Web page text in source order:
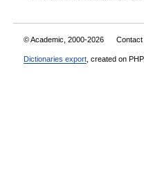
© Academic, 2000-2026 Contact
Dictionaries export , created on PHP,